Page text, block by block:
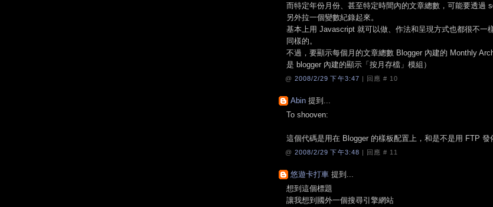
而特定年份月份、甚至特定時間內的文章總數，可能要透過
另外拉一個變數紀錄起來。
基本上用 Javascript 就可以做、作法和呈現方式也都很不
同樣的。
不過，要顯示每個月的文章總數 Blogger 內建的 Monthly
是 blogger 內建的顯示「按月存檔」模組）
@ 2008/2/29 下午3:47 | 回應 # 10
Abin 提到...
To shooven:
這個代碼是用在 Blogger 的樣板配置上，和是不是用 FTP 發
@ 2008/2/29 下午3:48 | 回應 # 11
悠遊卡打車 提到...
想到這個標題
讓我想到國外一個搜尋引擎網站